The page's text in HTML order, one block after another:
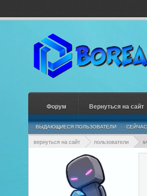
вернуться на сайт пользователи
Форум Вернуться на сайт
ВЫДАЮЩИЕСЯ ПОЛЬЗОВАТЕЛИ